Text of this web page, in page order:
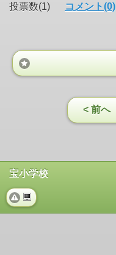
投票数(1) コメント(0)
< 前へ
宝小学校